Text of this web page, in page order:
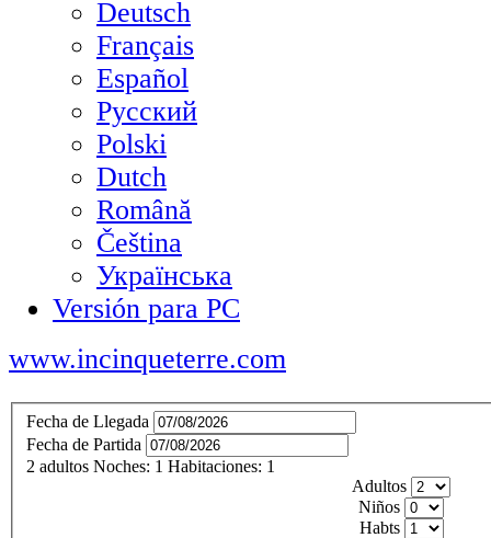
Deutsch
Français
Español
Русский
Polski
Dutch
Română
Čeština
Українська
Versión para PC
www.incinqueterre.com
Fecha de Llegada
Fecha de Partida
2 adultos Noches: 1 Habitaciones: 1
Adultos
Niños
Habts